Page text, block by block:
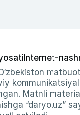
Internet-
Matnli
“daryo.uz”